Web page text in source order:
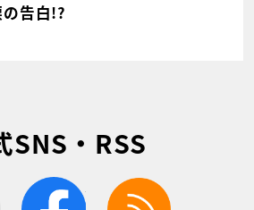
告白!?
SNS・RSS
twitter facebook